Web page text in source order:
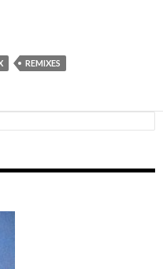
REMIXES